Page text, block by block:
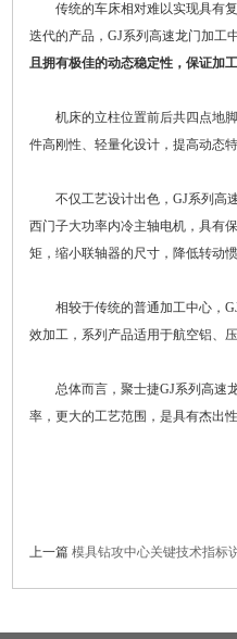
传统的车床相对难以实现具有复
迭代的产品，GJ系列高速龙门加工
且拥有极佳的动态稳定性，保证加
机床的立柱位置前后共四点地脚
件高刚性、轻量化设计，提高动态
不仅工艺设计出色，GJ系列高速
西门子大功率内冷主轴电机，具有
矩，缩小联轴器的尺寸，降低转动惯
相较于传统的普通加工中心，GJ
效加工，系列产品适用于航空铝、
总体而言，聚士捷GJ系列高速龙
率，更大的工艺范围，是具有杰出
上一篇 模具钻攻中心关键技术指标